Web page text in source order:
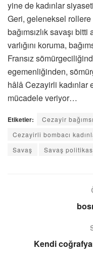
yine de kadınlar
Geri, geleneksel
bağımsızlık savaşı
varlığını koruma,
Fransız
egemenliğinden,
hâlâ Cezayirli kadınlar
mücadele veriyor…
Etiketler:
Cezayir
Cezayirli bombacı
Savaş
Savaş
Kendi